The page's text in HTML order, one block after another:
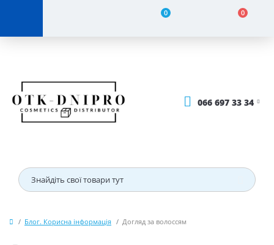
0 0
066 697 33 34
Блог. Корисна інформація Догляд за волоссям